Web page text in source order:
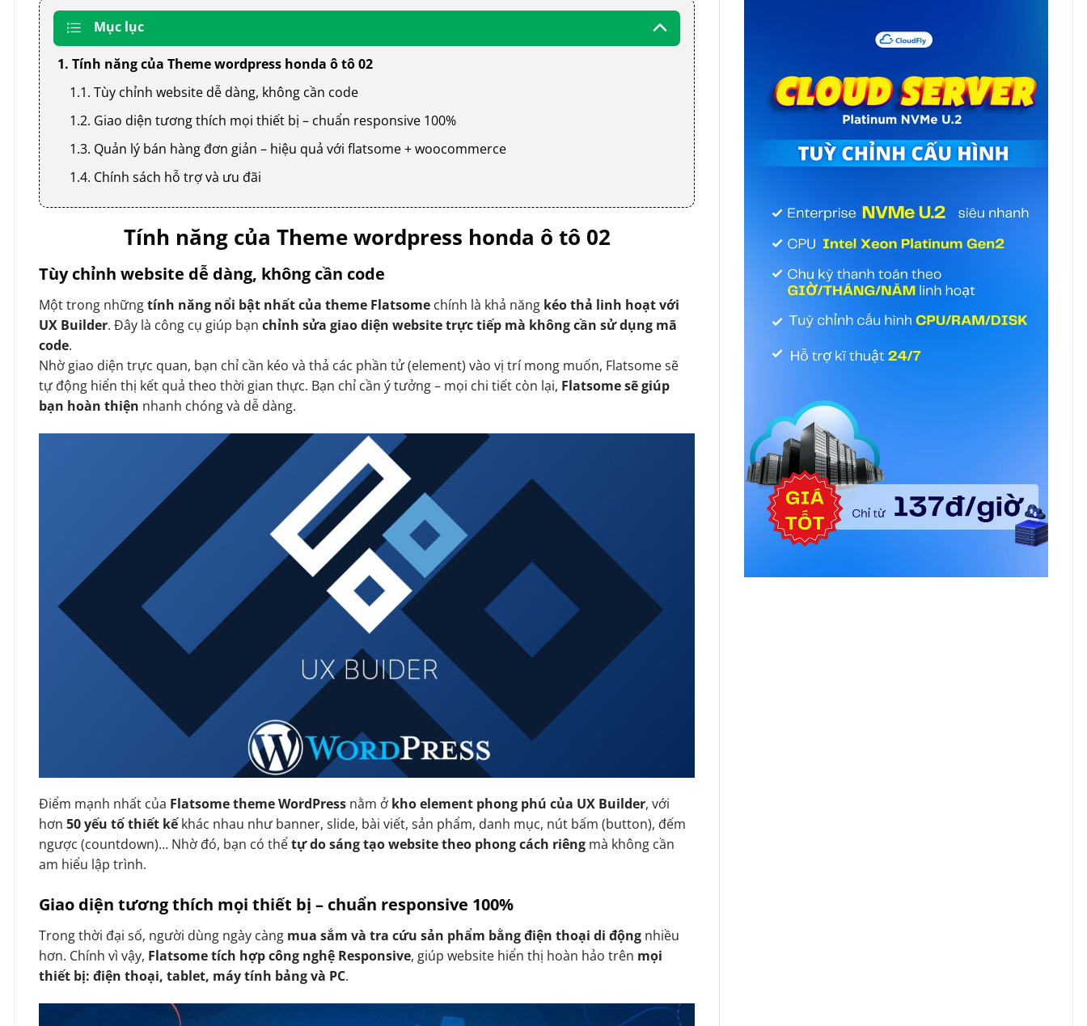
Mục lục
1. Tính năng của Theme wordpress honda ô tô 02
1.1. Tùy chỉnh website dễ dàng, không cần code
1.2. Giao diện tương thích mọi thiết bị – chuẩn responsive 100%
1.3. Quản lý bán hàng đơn giản – hiệu quả với flatsome + woocommerce
1.4. Chính sách hỗ trợ và ưu đãi
Tính năng của Theme wordpress honda ô tô 02
Tùy chỉnh website dễ dàng, không cần code
Một trong nhữngtính năng nổi bật nhất của theme Flatsome chính là khả năng kéo thả linh hoạt với
UX Builder. Đây là công cụ giúp bạn chỉnh sửa giao diện website trực tiếp mà không cần sử dụng mã
code.
Nhờ giao diện trực quan, bạn chỉ cần kéo và thả các phần tử (element) vào vị trí mong muốn, Flatsome sẽ
tự động hiển thị kết quả theo thời gian thực. Bạn chỉ cần ý tưởng – mọi chi tiết còn lại, Flatsome sẽ giúp
bạn hoàn thiện nhanh chóng và dễ dàng.
Điểm mạnh nhất của Flatsome theme WordPress nằm ở kho element phong phú của UX Builder, với
hơn 50 yếu tố thiết kếkhác nhau như banner, slide, bài viết, sản phẩm, danh mục, nút bấm (button), đếm
ngược (countdown)… Nhờ đó, bạn có thểtự do sáng tạo website theo phong cách riêng mà không cần
am hiểu lập trình.
Giao diện tương thích mọi thiết bị – chuẩn responsive 100%
Trong thời đại số, người dùng ngày càng mua sắm và tra cứu sản phẩm bằng điện thoại di động nhiều
hơn. Chính vì vậy, Flatsome tích hợp công nghệ Responsive, giúp website hiển thị hoàn hảo trên mọi
thiết bị: điện thoại, tablet, máy tính bảng và PC.